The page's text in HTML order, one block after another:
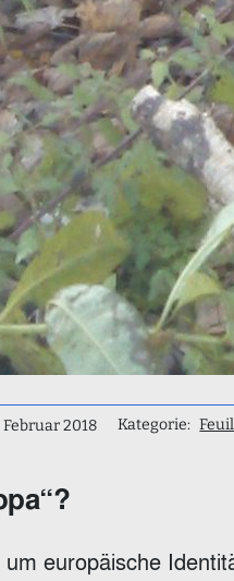
Februar 2018 Kategorie:
europäische